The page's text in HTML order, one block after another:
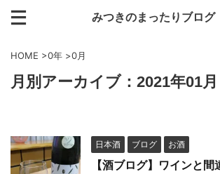
みつきのまったりブログ
HOME >0年 >0月
月別アーカイブ：2021年01月
日本酒 ブログ お酒
【酒ブログ】ワインと間